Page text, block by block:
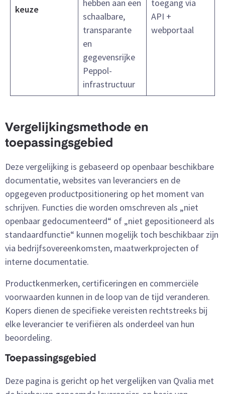
keuze
hebben aan een
schaalbare,
transparante
en
gegevensrijke
Peppol-
infrastructuur
toegang via
API +
webportaal
Vergelijkingsmethode en
toepassingsgebied
Deze vergelijking is gebaseerd op openbaar beschikbare
documentatie, websites van leveranciers en de
opgegeven productpositionering op het moment van
schrijven. Functies die worden omschreven als „niet
openbaar gedocumenteerd“ of „niet gepositioneerd als
standaardfunctie“ kunnen mogelijk toch beschikbaar zijn
via bedrijfsovereenkomsten, maatwerkprojecten of
interne documentatie.
Productkenmerken, certificeringen en commerciële
voorwaarden kunnen in de loop van de tijd veranderen.
Kopers dienen de specifieke vereisten rechtstreeks bij
elke leverancier te verifiëren als onderdeel van hun
beoordeling.
Toepassingsgebied
Deze pagina is gericht op het vergelijken van Qvalia met